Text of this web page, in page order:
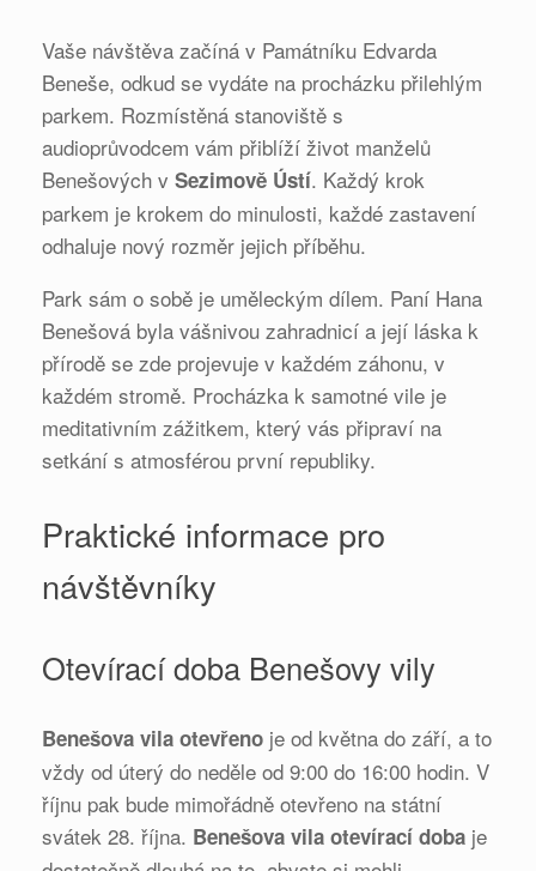
Vaše návštěva začíná v Památníku Edvarda
Beneše, odkud se vydáte na procházku přilehlým
parkem. Rozmístěná stanoviště s
audioprůvodcem vám přiblíží život manželů
Benešových v Sezimově Ústí. Každý krok
parkem je krokem do minulosti, každé zastavení
odhaluje nový rozměr jejich příběhu.
Park sám o sobě je uměleckým dílem. Paní Hana
Benešová byla vášnivou zahradnicí a její láska k
přírodě se zde projevuje v každém záhonu, v
každém stromě. Procházka k samotné vile je
meditativním zážitkem, který vás připraví na
setkání s atmosférou první republiky.
Praktické informace pro
návštěvníky
Otevírací doba Benešovy vily
Benešova vila otevřeno je od května do září, a to
vždy od úterý do neděle od 9:00 do 16:00 hodin. V
říjnu pak bude mimořádně otevřeno na státní
svátek 28. října. Benešova vila otevírací doba je